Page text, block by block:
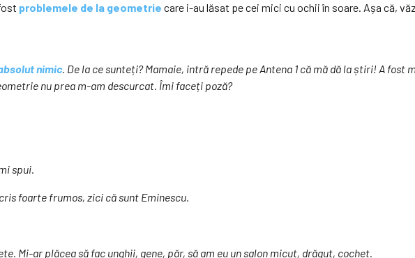
problemele de la geometrie care i-au lăsat pe cei mici cu ochii în soare. Așa că,
nimic. De la ce sunteți? Mamaie, intră repede pe Antena 1 că mă dă la știri! A
nu prea m-am descurcat. Îmi faceți poză?
spui.
foarte frumos, zici că sunt Eminescu.
Mi-ar plăcea să fac unghii, gene, păr, să am eu un salon micuț, drăguț, cochet.